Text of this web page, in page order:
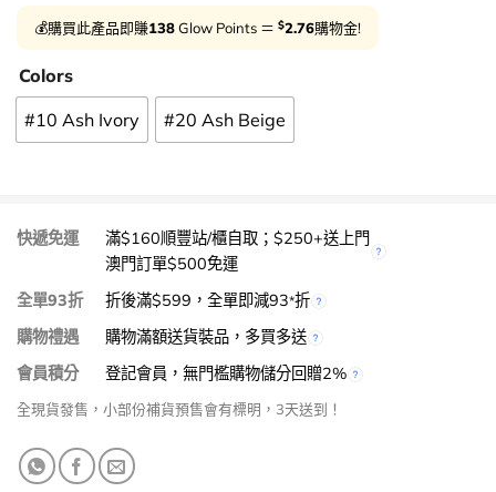
💰購買此產品即賺138Glow Points ＝ $2.76購物金!
Colors
#10 Ash Ivory #20 Ash Beige
快遞免運
滿$160順豐站/櫃自取；$250+送上門
澳門訂單$500免運
全單93折
折後滿$599，全單即減93*折
購物禮遇
購物滿額送貨裝品，多買多送
會員積分
登記會員，無門檻購物儲分回贈2%
全現貨發售，小部份補貨預售會有標明，3天送到！